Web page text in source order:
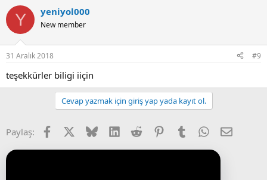
Y yeniyol000
New member
31 Aralık 2018 #9
teşekkürler biligi iiçin
Cevap yazmak için giriş yap yada kayıt ol.
Paylaş: FacebookX (Twitter)
BlueskyLinkedInReddit PinterestTumblr WhatsApp
E-posta